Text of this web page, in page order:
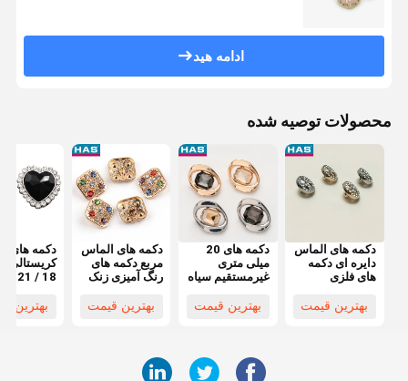
ادامه هید
محصولات توصیه شده
دکمه های الماس
دایره ای دکمه
های فلزی
میلی متری برای
پیراهن
بهترین قیمت
دکمه های 20
میلی متری
غیرمستقیم سیاه
ساز با سوراخ
مربع
بهترین قیمت
دکمه های الماس
مربع دکمه های
رنگ آمیزی زنک
زنانه
بهترین قیمت
دکمه های
های
سیاه
بهترین